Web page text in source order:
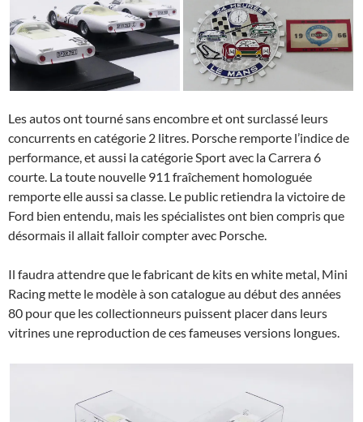
Les autos ont tourné sans encombre et ont surclassé leurs
concurrents en catégorie 2 litres. Porsche remporte l’indice de
performance, et aussi la catégorie Sport avec la Carrera 6
courte. La toute nouvelle 911 fraîchement homologuée
remporte elle aussi sa classe. Le public retiendra la victoire de
Ford bien entendu, mais les spécialistes ont bien compris que
désormais il allait falloir compter avec Porsche.
Il faudra attendre que le fabricant de kits en white metal, Mini
Racing mette le modèle à son catalogue au début des années
80 pour que les collectionneurs puissent placer dans leurs
vitrines une reproduction de ces fameuses versions longues.